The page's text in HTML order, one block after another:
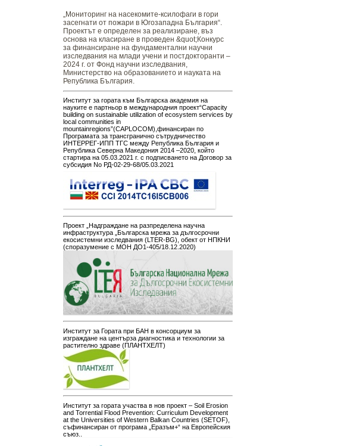
„Мониторинг ​​​на ​​насекомите-ксилофаги в гори
засегнати от пожари в Югозападна България“.
Проектът е определен за реализиране, въз
основа на класиране в проведен &quot;Конкурс
за финансиране на фундаментални научни
изследвания на млади учени и постдокторанти –
2024 г. от Фонд научни изследвания,
Министерство на образованието и науката на
Република България.
Институт за гората към Българска академия на
науките е партньор в международния проект“Capacity
building on sustainable utilization of ecosystem services by
local communities in
mountainregions”(CAPLOCOM),финансиран по
Програмата за трансгранично сътрудничество
ИНТЕРРЕГ-ИПП ТГС между Република България и
Република Северна Македония 2014 –2020, който
стартира на 05.03.2021 г. с подписването на Договор за
субсидия No РД-02-29-68/05.03.2021
Проект „Надграждане на разпределена научна
инфраструктура „Българска мрежа за дългосрочни
екосистемни изследвания (LTER-BG), обект от НПКНИ
(споразумение с МОН ДО1-405/18.12.2020)
Институт за Гората при БАН в консорциум за
изграждане на центърза диагностика и технологии за
растително здраве (ПЛАНТХЕЛТ)
Институт за гората участва в нов проект – Soil Erosion
and Torrential Flood Prevention: Curriculum Development
at the Universities of Western Balkan Countries (SETOF),
съфинансиран от програма „Еразъм+“ на Европейския
съюз..